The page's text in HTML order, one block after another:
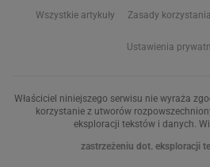
Wszystkie artykuły Zasady
Ustawienia
Właściciel niniejszego serwisu nie wyraża
korzystanie z utworów
eksploracji tekstów i danych.
zastrzeżeniu dot. eksploracji